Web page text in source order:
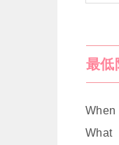
最低
When
What